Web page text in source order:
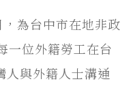
為台中市在地非政
一位外籍勞工在台
人與外籍人士溝通